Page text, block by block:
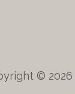
© 2026